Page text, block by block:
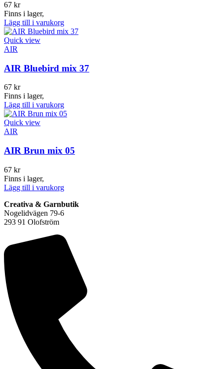
67 kr
Finns i lager,
Lägg till i varukorg
Quick view
AIR
AIR Bluebird mix 37
67 kr
Finns i lager,
Lägg till i varukorg
Quick view
AIR
AIR Brun mix 05
67 kr
Finns i lager,
Lägg till i varukorg
Creativa & Garnbutik
Nogelidvägen 79-6
293 91 Olofström